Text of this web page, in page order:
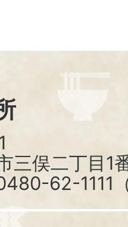
三俣二丁目1
62-1111